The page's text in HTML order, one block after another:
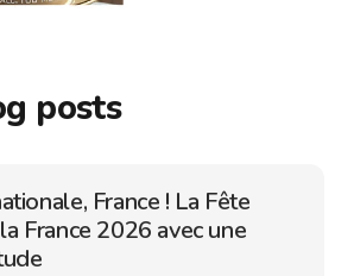
posts
France ! La Fête
France 2026 avec une